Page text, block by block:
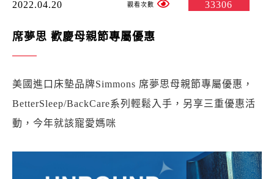
2022.04.20 33306
席夢思 歡慶母親節專屬優惠
美國進口床墊品牌Simmons 席夢思母親節專屬優惠，
BetterSleep/BackCare系列輕鬆入手，另享三重優惠活
動，今年就該寵愛媽咪